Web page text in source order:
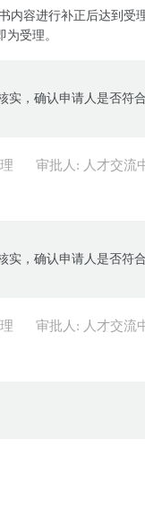
内容进行补正后达到受
受理。
实，确认申请人是否符合
审批人: 人才交流
实，确认申请人是否符合
审批人: 人才交流